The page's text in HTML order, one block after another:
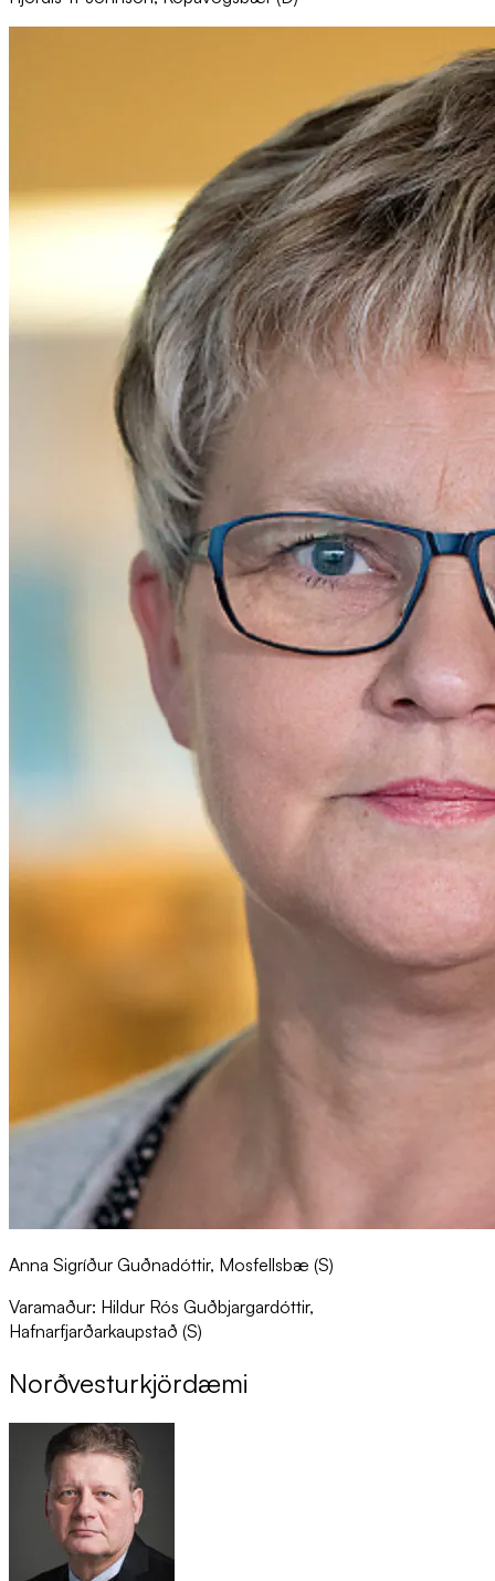
Anna Sigríður Guðnadóttir, Mosfellsbæ (S)
Varamaður: Hildur Rós Guðbjargardóttir,
Hafnarfjarðarkaupstað (S)
Norð­vest­ur­kjör­dæmi